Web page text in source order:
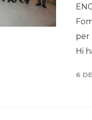
per
Hi
6